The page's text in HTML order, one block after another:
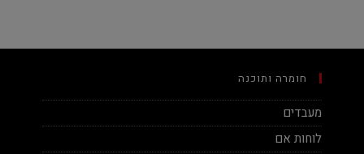
חומרה ותוכנה
מעבדים
לוחות אם